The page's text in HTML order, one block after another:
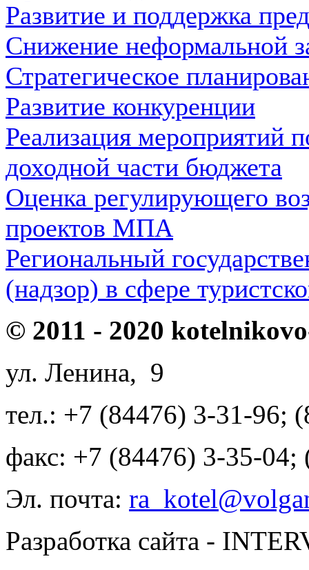
Развитие и поддержка
Снижение неформальной
Стратегическое
Развитие конкуренции
Реализация мероприятий
доходной части бюджета
Оценка регулирующего
проектов МПА
Региональный
(надзор) в сфере
© 2011 - 2020
ул. Ленина, 9
тел.: +7 (84476) 3-31-96;
факс: +7 (84476) 3-35-04;
Эл. почта:
Разработка сайта -